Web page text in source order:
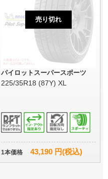
売り切れ
パイロットスーパースポーツ
225/35R18 (87Y) XL
1本価格 43,190 円(税込)